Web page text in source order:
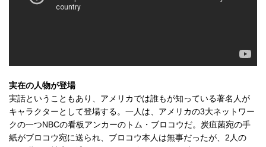
実在の人物が登場
実話ということもあり、アメリカでは誰もが知っている著名人が
キャラクターとして登場する。一人は、アメリカの3大ネットワー
クの一つNBCの看板アンカーのトム・ブロコウだ。炭疽菌宛の手
紙がブロコウ宛に送られ、ブロコウ本人は無事だったが、2人の